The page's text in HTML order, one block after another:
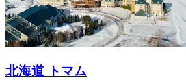
北海道 トマム